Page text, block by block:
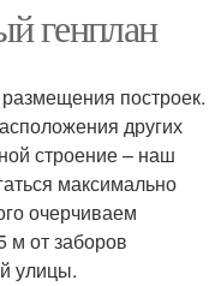
генплан
построек.
других
строение – наш
максимально
очерчиваем
м от заборов
улицы.